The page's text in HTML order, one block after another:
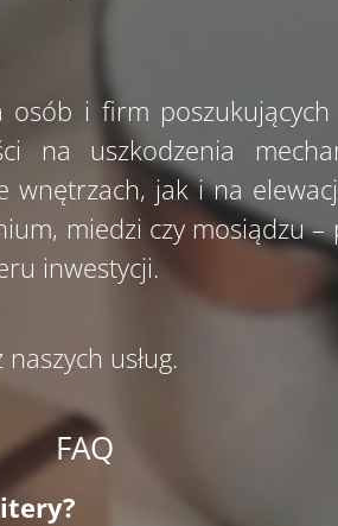
i firm poszukujących
na uszkodzenia
wnętrzach, jak i na
miedzi czy mosiądzu
inwestycji.
usług.
FAQ